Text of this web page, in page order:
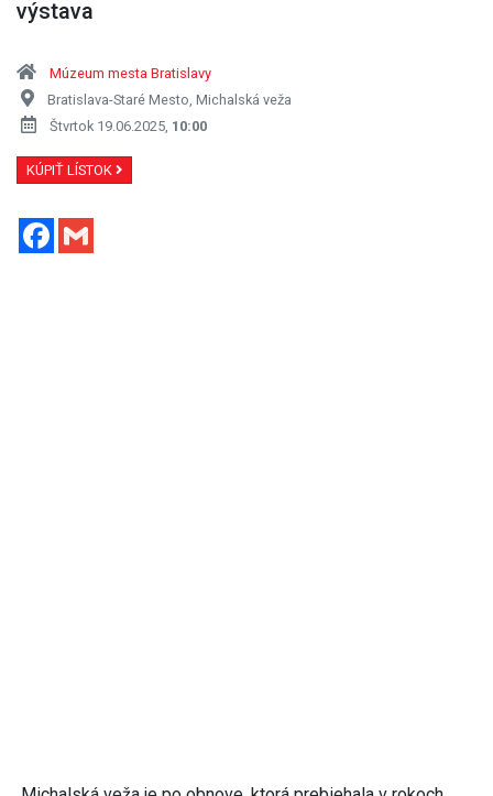
výstava
Múzeum mesta Bratislavy
Bratislava-Staré Mesto, Michalská veža
Štvrtok 19.06.2025, 10:00
KÚPIŤ LÍSTOK
Facebook